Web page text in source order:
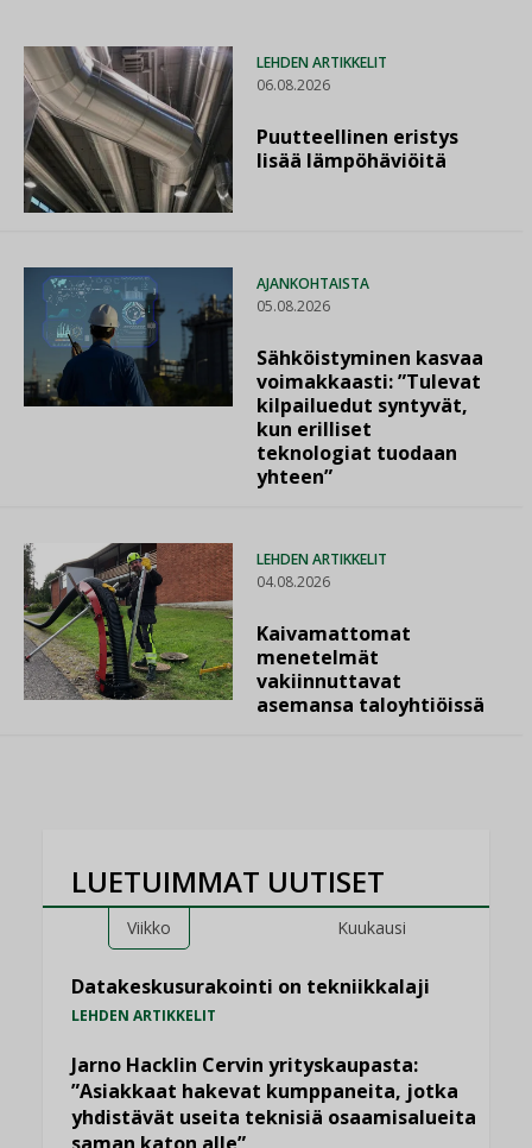
LEHDEN ARTIKKELIT
06.08.2026
Puutteellinen eristys
lisää lämpöhäviöitä
AJANKOHTAISTA
05.08.2026
Sähköistyminen kasvaa
voimakkaasti: ”Tulevat
kilpailuedut syntyvät,
kun erilliset
teknologiat tuodaan
yhteen”
LEHDEN ARTIKKELIT
04.08.2026
Kaivamattomat
menetelmät
vakiinnuttavat
asemansa taloyhtiöissä
LUETUIMMAT UUTISET
Viikko Kuukausi
Datakeskusurakointi on tekniikkalaji
LEHDEN ARTIKKELIT
Jarno Hacklin Cervin yrityskaupasta:
”Asiakkaat hakevat kumppaneita, jotka
yhdistävät useita teknisiä osaamisalueita